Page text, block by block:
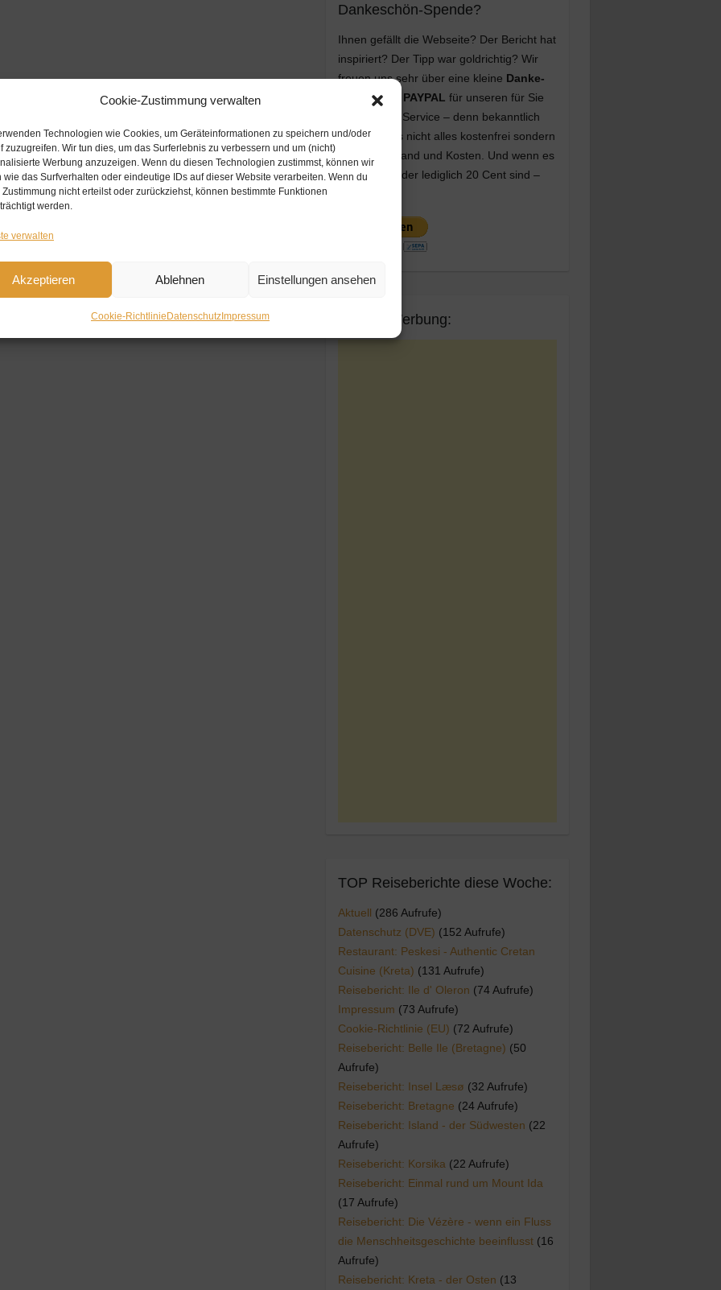
Cookie-Zustimmung verwalten
Technologien wie Cookies, um Geräteinformationen zu speichern und/oder
zuzugreifen. Wir tun dies, um das Surferlebnis zu verbessern und um (nicht)
Werbung anzuzeigen. Wenn du diesen Technologien zustimmst, können wir
wie das Surfverhalten oder eindeutige IDs auf dieser Website verarbeiten. Wenn du
nicht erteilst oder zurückziehst, können bestimmte Funktionen
werden.
verwalten
Akzeptieren Ablehnen Einstellungen ansehen
Cookie-Richtlinie DatenschutzImpressum
Dankeschön-Spende?
Ihnen gefällt die Webseite? Der Bericht hat
inspiriert? Der Tipp war goldrichtig? Wir
freuen uns sehr über eine kleine Danke-
Spendeper PAYPAL für unseren für Sie
kostenlosen Service – denn bekanntlich
entsteht dies nicht alles kostenfrei sondern
mit viel Aufwand und Kosten. Und wenn es
nur 1 Euro oder lediglich 20 Cent sind –
Google Werbung:
TOP Reiseberichte diese Woche:
Aktuell (286 Aufrufe)
Datenschutz (DVE) (152 Aufrufe)
Restaurant: Peskesi - Authentic Cretan
Cuisine (Kreta) (131 Aufrufe)
Reisebericht: Ile d' Oleron (74 Aufrufe)
Impressum (73 Aufrufe)
Cookie-Richtlinie (EU) (72 Aufrufe)
Reisebericht: Belle Ile (Bretagne) (50
Aufrufe)
Reisebericht: Insel Læsø (32 Aufrufe)
Reisebericht: Bretagne (24 Aufrufe)
Reisebericht: Island - der Südwesten (22
Aufrufe)
Reisebericht: Korsika (22 Aufrufe)
Reisebericht: Einmal rund um Mount Ida
(17 Aufrufe)
Reisebericht: Die Vézère - wenn ein Fluss
die Menschheitsgeschichte beeinflusst (16
Aufrufe)
Reisebericht: Kreta - der Osten (13